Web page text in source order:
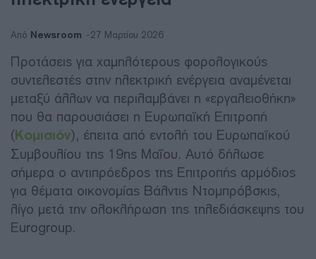
Από Newsroom 27 Μαρτίου 2026
Προτάσεις για χαμηλότερους φορολογικούς
συντελεστές στην ηλεκτρική ενέργεια αναμένεται
μεταξύ άλλων να περιλαμβάνει η «εργαλειοθήκη»
που θα παρουσιάσει η Ευρωπαϊκή Επιτροπή
(Κομισιόν), έπειτα από εντολή του Ευρωπαϊκού
Συμβουλίου της 19ης Μαΐου. Αυτό δήλωσε
σήμερα ο αντιπρόεδρος της Επιτροπής αρμόδιος
για θέματα οικονομίας Βάλντις Ντομπρόβσκις,
λίγο μετά την ολοκλήρωση της τηλεδιάσκεψης του
Eurogroup.